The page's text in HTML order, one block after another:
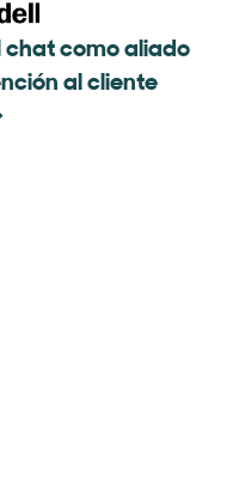
chat como aliado
al cliente